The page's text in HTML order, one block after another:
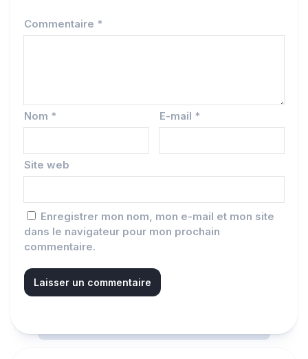
Commentaire *
Nom * E-mail *
Site web
Enregistrer mon nom, mon e-mail et mon site
dans le navigateur pour mon prochain
commentaire.